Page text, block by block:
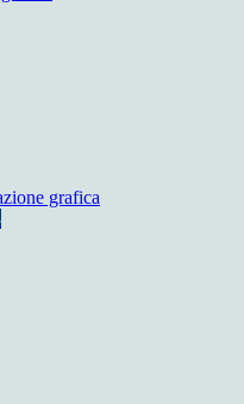
grafica